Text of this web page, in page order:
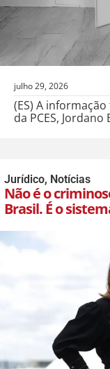
julho 29, 2026
(ES) A
da PCES,
Jurídico, Notícias
Não é o
Brasil. É o